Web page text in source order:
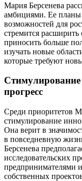
Мария Берсенева
амбициями. Ее
возможностей для
стремится расширить
приносить больше
изучать новые
которые требуют
прогресс
Среди приоритетов
стимулирование
Она верит в
в повседневную
Берсенева
исследовательских
предпринимателями
собственных